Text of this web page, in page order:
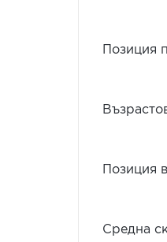
Позиция
Позиция
Средна